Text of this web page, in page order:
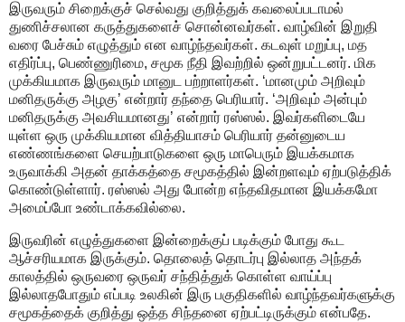
இருவரும் சிறைக்குச் செல்வது குறித்துக் கவலைப்படாமல்
துணிச்சலான கருத்துகளைச் சொன்னவர்கள். வாழ்வின் இறுதி
வரை பேச்சும் எழுத்தும் என வாழ்ந்தவர்கள். கடவுள் மறுப்பு, மத
எதிர்ப்பு, பெண்ணுரிமை, சமூக நீதி இவற்றில் ஒன்றுபட்டனர். மிக
முக்கியமாக இருவரும் மானுட பற்றாளர்கள். ‘மானமும் அறிவும்
மனிதருக்கு அழகு’ என்றார் தந்தை பெரியார். ‘அறிவும் அன்பும்
மனிதருக்கு அவசியமானது’ என்றார் ரஸ்ஸல். இவர்களிடையே
யுள்ள ஒரு முக்கியமான வித்தியாசம் பெரியார் தன்னுடைய
எண்ணங்களை செயற்பாடுகளை ஒரு மாபெரும் இயக்கமாக
உருவாக்கி அதன் தாக்கத்தை சமூகத்தில் இன்றளவும் ஏற்படுத்திக்
கொண்டுள்ளார். ரஸ்ஸல் அது போன்ற எந்தவிதமான இயக்கமோ
அமைப்போ உண்டாக்கவில்லை.
இருவரின் எழுத்துகளை இன்றைக்குப் படிக்கும் போது கூட
ஆச்சரியமாக இருக்கும்‌. தொலைத் தொடர்பு இல்லாத அந்தக்
காலத்தில் ஒருவரை ஒருவர் சந்தித்துக் கொள்ள வாய்ப்பு
இல்லாதபோதும் எப்படி உலகின் இரு பகுதிகளில் வாழ்ந்தவர்களுக்கு
சமூகத்தைக் குறித்து ஒத்த சிந்தனை ஏற்பட்டிருக்கும் என்பதே.